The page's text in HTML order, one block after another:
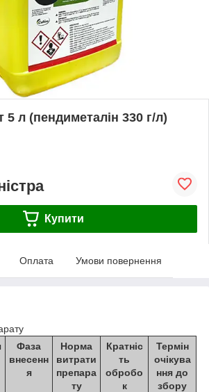
5 л (пендиметалін 330 г/л)
Купити
Оплата Умови повернення
Фаза
внесенн
я
Норма
витрати
препара
ту
Кратніс
ть
обробо
к
Термін
очікува
ння до
збору